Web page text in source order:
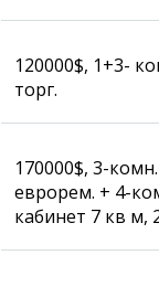
Лента блогера
Фотокомиксы
Коллаж недели
Ешкин гороскоп
Медиа
Фото
Видео
120000$, 1+3-
торг.
170000$, 3-
еврорем. + 4-
кабинет 7 кв м,